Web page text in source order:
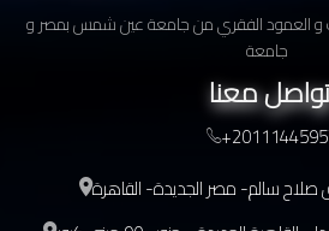
و العمود الفقري من جامعة عين شمس بمصر و
معنا